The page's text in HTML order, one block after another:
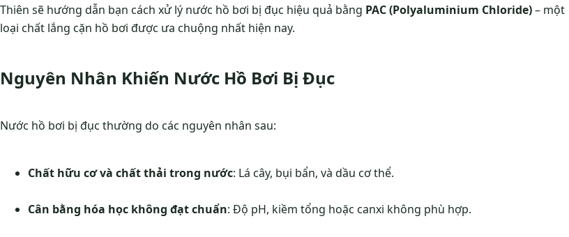
Thiên sẽ hướng dẫn bạn cách xử lý nước hồ bơi bị đục hiệu quả bằng PAC (Polyaluminium Chloride)– một
loại chất lắng cặn hồ bơi được ưa chuộng nhất hiện nay.
Nguyên Nhân Khiến Nước Hồ Bơi Bị Đục
Nước hồ bơi bị đục thường do các nguyên nhân sau:
Chất hữu cơ và chất thải trong nước: Lá cây, bụi bẩn, và dầu cơ thể.
Cân bằng hóa học không đạt chuẩn: Độ pH, kiềm tổng hoặc canxi không phù hợp.